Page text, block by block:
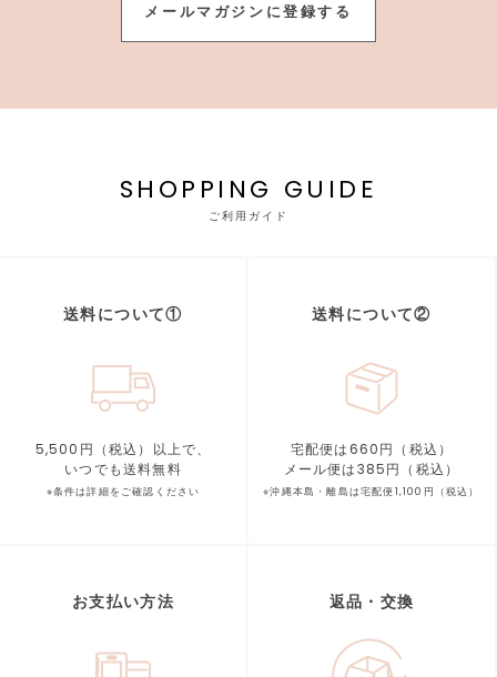
メールマガジンに登録する
SHOPPING GUIDE
ご利用ガイド
送料について①
5,500円（税込）以上で、
いつでも送料無料
※条件は詳細をご確認ください
送料について②
宅配便は660円（税込）
メール便は385円（税込）
※沖縄本島・離島は宅配便1,100円（税込）
お支払い方法 返品・交換